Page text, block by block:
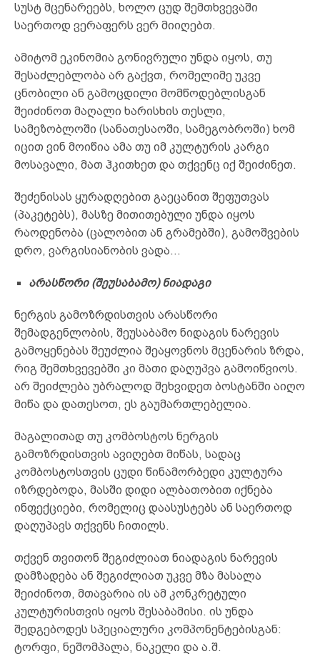
სუსტ მცენარეებს, ხოლო ცუდ შემთხვევაში
საერთოდ ვერაფერს ვერ მიიღებთ.
ამიტომ ეკინომია გონივრული უნდა იყოს, თუ
შესაძლებლობა არ გაქვთ, რომელიმე უკვე
ცნობილი ან გამოცდილი მომწოდებლისგან
შეიძინოთ მაღალი ხარისხის თესლი,
სამეზობლოში (სანათესაოში, სამეგობროში) ხომ
იცით ვინ მოიწია ამა თუ იმ კულტურის კარგი
მოსავალი, მათ ჰკითხეთ და თქვენც იქ შეიძინეთ.
შეძენისას ყურადღებით გაეცანით შეფუთვას
(პაკეტებს), მასზე მითითებული უნდა იყოს
რაოდენობა (ცალობით ან გრამებში), გამოშვების
დრო, ვარგისიანობის ვადა…
არასწორი(შეუსაბამო) ნიადაგი
ნერგის გამოზრდისთვის არასწორი
შემადგენლობის, შეუსაბამო ნიდაგის ნარევის
გამოყენებას შეუძლია შეაყოვნოს მცენარის ზრდა,
რიგ შემთხვევებში კი მათი დაღუპვა გამოიწვიოს.
არ შეიძლება უბრალოდ შეხვიდეთ ბოსტანში აიღო
მიწა და დათესოთ, ეს გაუმართლებელია.
მაგალითად თუ კომბოსტოს ნერგის
გამოზრდისთვის ავიღებთ მიწას, სადაც
კომბოსტოსთვის ცუდი წინამორბედი კულტურა
იზრდებოდა, მასში დიდი ალბათობით იქნება
ინფექციები, რომელიც დაასუსტებს ან საერთოდ
დაღუპავს თქვენს ჩითილს.
თქვენ თვითონ შეგიძლიათ ნიადაგის ნარევის
დამზადება ან შეგიძლიათ უკვე მზა მასალა
შეიძინოთ, მთავარია ის ამ კონკრეტული
კულტურისთვის იყოს შესაბამისი. ის უნდა
შედგებოდეს სპეციალური კომპონენტებისგან:
ტორფი, ნეშომპალა, ნაკელი და ა.შ.